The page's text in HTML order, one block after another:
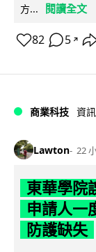
方...
閱讀全文
82 5 ↗
商業科技 資
Lawton 22
東華學院
申請人一
防護缺失